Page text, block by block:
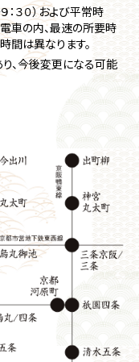
３０）および平常時
電車の内、最速の所要時
間は異なります。
、今後変更になる可能